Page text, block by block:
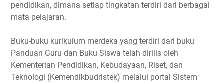
pendidikan, dimana setiap tingkatan terdiri dari berbagai
mata pelajaran.
Buku-buku kurikulum merdeka yang terdiri dari buku
Panduan Guru dan Buku Siswa telah dirilis oleh
Kementerian Pendidikan, Kebudayaan, Riset, dan
Teknologi (Kemendikbudristek) melalui portal Sistem